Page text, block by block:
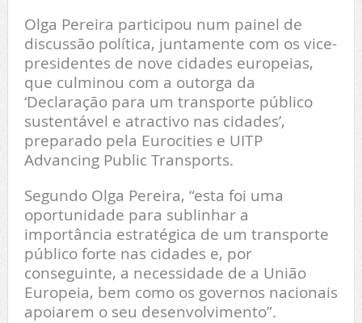
Olga Pereira participou num painel de
discussão política, juntamente com os vice-
presidentes de nove cidades europeias,
que culminou com a outorga da
‘Declaração para um transporte público
sustentável e atractivo nas cidades’,
preparado pela Eurocities e UITP
Advancing Public Transports.
Segundo Olga Pereira, “esta foi uma
oportunidade para sublinhar a
importância estratégica de um transporte
público forte nas cidades e, por
conseguinte, a necessidade de a União
Europeia, bem como os governos nacionais
apoiarem o seu desenvolvimento”.